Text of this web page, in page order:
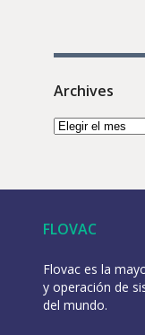
Archives
FLOVAC
Flovac es la
y operación de
del mundo.